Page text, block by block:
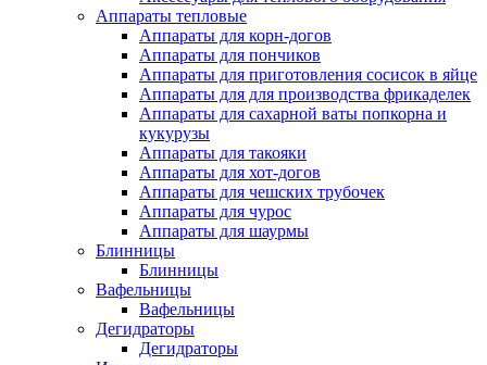
Аппараты тепловые
Аппараты для корн-догов
Аппараты для пончиков
Аппараты для приготовления сосисок в яйце
Аппараты для для производства фрикаделек
Аппараты для сахарной ваты попкорна и
кукурузы
Аппараты для такояки
Аппараты для хот-догов
Аппараты для чешских трубочек
Аппараты для чурос
Аппараты для шаурмы
Блинницы
Блинницы
Вафельницы
Вафельницы
Дегидраторы
Дегидраторы